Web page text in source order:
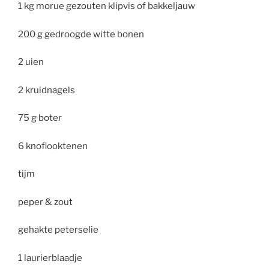
1 kg morue gezouten klipvis of bakkeljauw
200 g gedroogde witte bonen
2 uien
2 kruidnagels
75 g boter
6 knoflooktenen
tijm
peper & zout
gehakte peterselie
1 laurierblaadje